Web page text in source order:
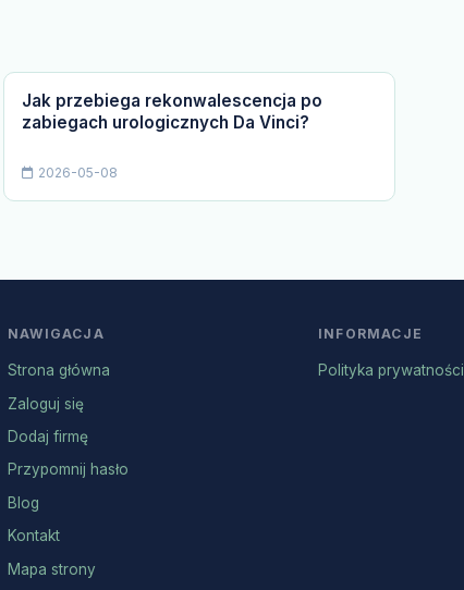
Jak przebiega rekonwalescencja po
zabiegach urologicznych Da Vinci?
2026-05-08
NAWIGACJA
Strona główna
Zaloguj się
Dodaj firmę
Przypomnij hasło
Blog
Kontakt
Mapa strony
INFORMACJE
Polityka prywatności